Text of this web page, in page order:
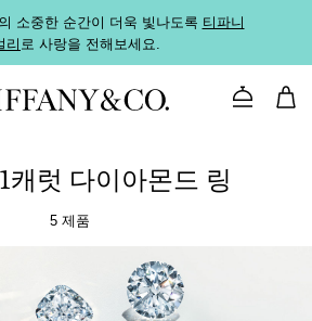
소중한 순간이 더욱 빛나도록 티파니
리로 사랑을 전해보세요.
문의하기
캐럿 다이아몬드 링
5 제품